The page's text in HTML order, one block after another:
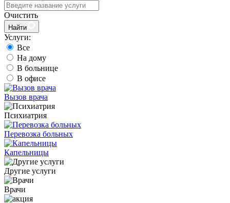
Очистить
Найти
Услуги:
Все
На дому
В больнице
В офисе
Вызов врача
Психиатрия
Перевозка больных
Капельницы
Другие услуги
Врачи